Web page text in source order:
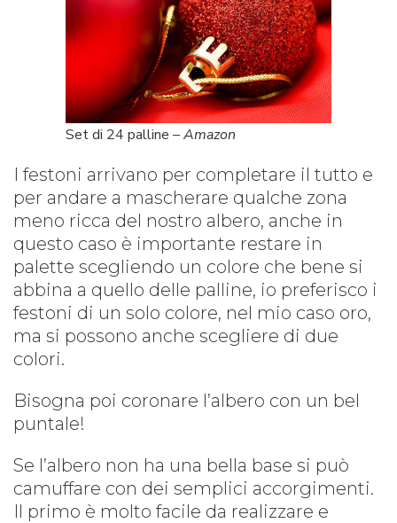
Set di 24 palline –Amazon
I festoni arrivano per completare il tutto e
per andare a mascherare qualche zona
meno ricca del nostro albero, anche in
questo caso è importante restare in
palette scegliendo un colore che bene si
abbina a quello delle palline, io preferisco i
festoni di un solo colore, nel mio caso oro,
ma si possono anche scegliere di due
colori.
Bisogna poi coronare l’albero con un bel
puntale!
Se l’albero non ha una bella base si può
camuffare con dei semplici accorgimenti.
Il primo è molto facile da realizzare e